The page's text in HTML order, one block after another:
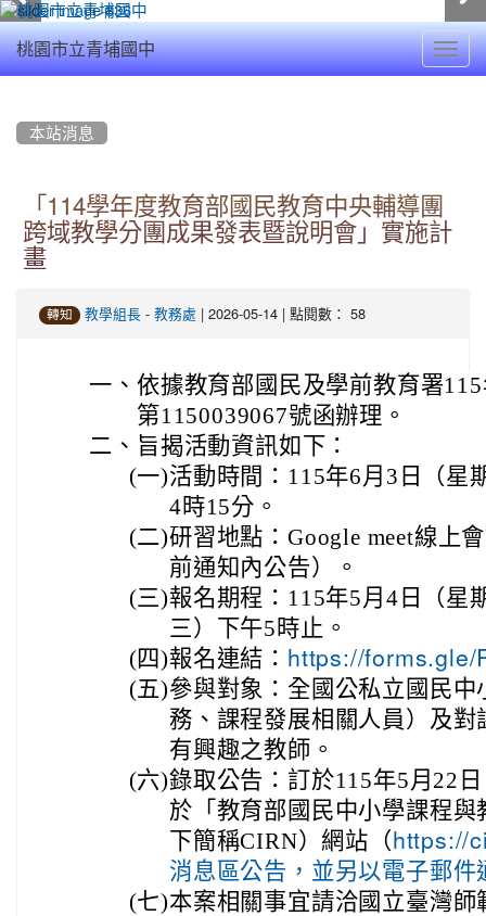
桃園市立青埔國中
本站消息
「114學年度教育部國民教育中央輔導團
跨域教學分團成果發表暨說明會」實施計
畫
轉知 教學組長 - 教務處 | 2026-05-14 | 點閱數： 58
一、 依據教育部國民及學前教育署
第1150039067號函辦理。
二、 旨揭活動資訊如下：
(一)活動時間：115年6月3日（星
4時15分。
(二)研習地點：Google meet線上
前通知內公告）。
(三)報名期程：115年5月4日（星
三）下午5時止。
(四)報名連結： https://forms.gle/
(五)參與對象：全國公私立國民
務、課程發展相關人員）及
有興趣之教師。
(六)錄取公告：訂於115年5月22
於「教育部國民中小學課程
下簡稱CIRN）網站（ https://
消息區公告，並另以電子郵件
(七)本案相關事宜請洽國立臺灣